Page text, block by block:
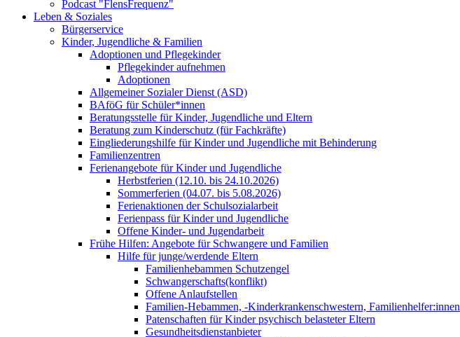
Podcast "FlensFrequenz"
Leben & Soziales
Bürgerservice
Kinder, Jugendliche & Familien
Adoptionen und Pflegekinder
Pflegekinder aufnehmen
Adoptionen
Allgemeiner Sozialer Dienst (ASD)
BAföG für Schüler*innen
Beratungsstelle für Kinder, Jugendliche und Eltern
Beratung zum Kinderschutz (für Fachkräfte)
Eingliederungshilfe für Kinder und Jugendliche mit Behinderung
Familienzentren
Ferienangebote für Kinder und Jugendliche
Herbstferien (12.10. bis 24.10.2026)
Sommerferien (04.07. bis 5.08.2026)
Ferienaktionen der Schulsozialarbeit
Ferienpass für Kinder und Jugendliche
Offene Kinder- und Jugendarbeit
Frühe Hilfen: Angebote für Schwangere und Familien
Hilfe für junge/werdende Eltern
Familienhebammen Schutzengel
Schwangerschafts(konflikt)
Offene Anlaufstellen
Familien-Hebammen, -Kinderkrankenschwestern, Familienhelfer:innen
Patenschaften für Kinder psychisch belasteter Eltern
Gesundheitsdienstanbieter